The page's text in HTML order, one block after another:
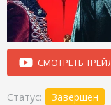
СМОТРЕТЬ
Статус:
Завершен